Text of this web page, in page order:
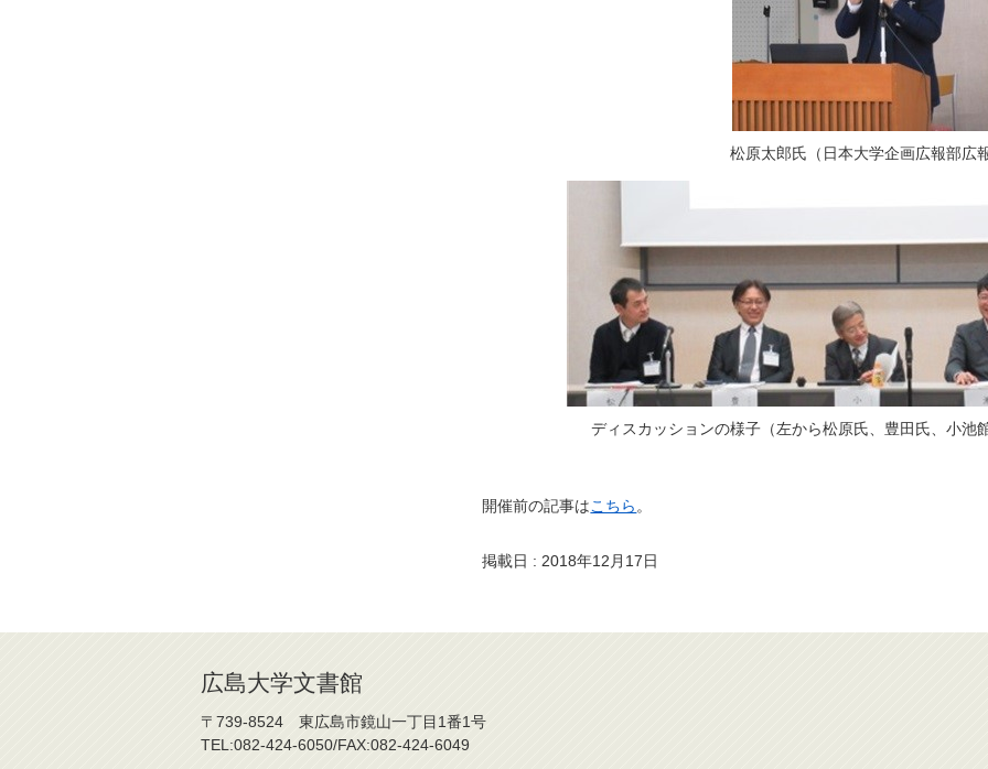
松原太郎氏（日本大学企画広報部広
ディスカッションの様子（左から松原氏、豊田氏、小池
開催前の記事はこちら 。
掲載日 : 2018年12月17日
広島大学文書館
〒739-8524 東広島市鏡山一丁目1番1号
TEL:082-424-6050/FAX:082-424-6049